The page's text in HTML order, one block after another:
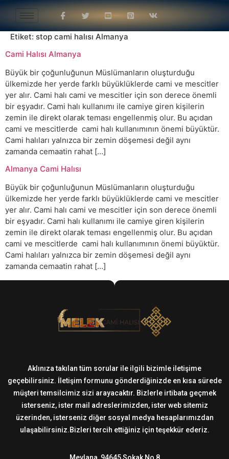
Etiket: stop cami halısı Almanya
Cami Halısı Almanya
Büyük bir çoğunluğunun Müslümanların oluşturduğu
ülkemizde her yerde farklı büyüklüklerde cami ve mescitler
yer alır. Cami halı cami ve mescitler için son derece önemli
bir eşyadır. Cami halı kullanımı ile camiye giren kişilerin
zemin ile direkt olarak teması engellenmiş olur. Bu açıdan
cami ve mescitlerde cami halı kullanımının önemi büyüktür.
Cami halıları yalnızca bir zemin döşemesi değil aynı
zamanda cemaatin rahat […]
Almanya Cami Halısı
Büyük bir çoğunluğunun Müslümanların oluşturduğu
ülkemizde her yerde farklı büyüklüklerde cami ve mescitler
yer alır. Cami halı cami ve mescitler için son derece önemli
bir eşyadır. Cami halı kullanımı ile camiye giren kişilerin
zemin ile direkt olarak teması engellenmiş olur. Bu açıdan
cami ve mescitlerde cami halı kullanımının önemi büyüktür.
Cami halıları yalnızca bir zemin döşemesi değil aynı
zamanda cemaatin rahat […]
Aklınıza takılan tüm sorular ile ilgili bizimle iletişime
geçebilirsiniz. İletişim formunu gönderdiğinizde en kısa sürede
müşteri temsilcimiz sizi arayacaktır. Bizlerle irtibata geçmek
isterseniz, ister mail adreslerimizden, ister web sitemiz
üzerinden, isterseniz diğer sosyal medya hesaplarımızdan
ulaşabilirsiniz.Bizleri tercih ettiğiniz için teşekkür ederiz.